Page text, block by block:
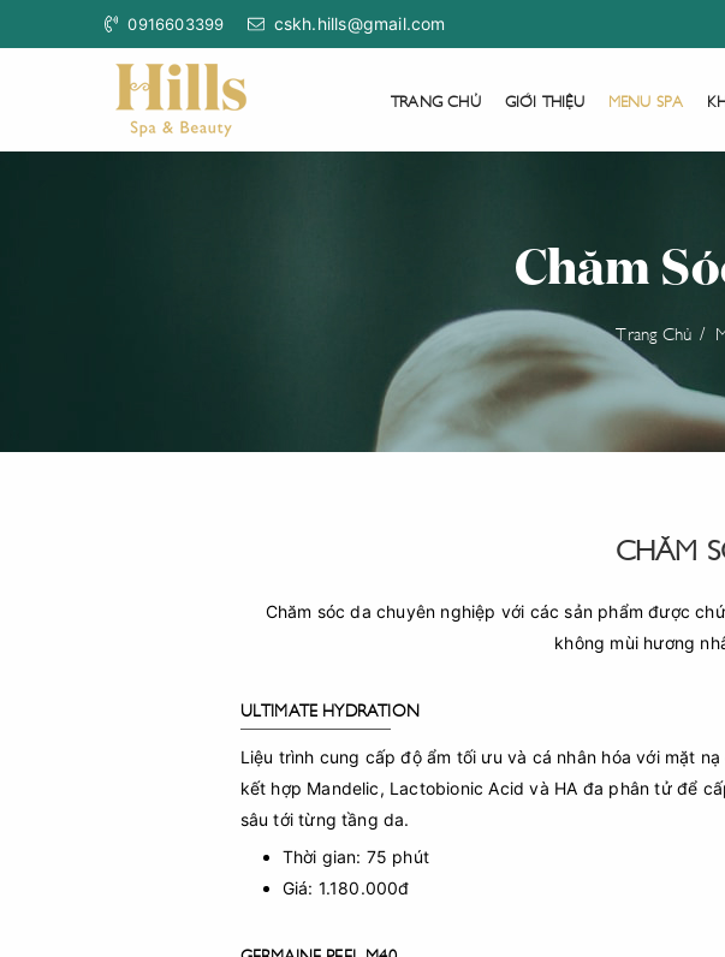
0916603399 cskh.hills@gmail.com
TRANG CHỦ GIỚI THIỆU MENU SPA
Chăm
Trang Chủ
CHĂM
Chăm sóc da chuyên nghiệp với các sản phẩm được
không mùi hương
ULTIMATE HYDRATION
Liệu trình cung cấp độ ẩm tối ưu và cá nhân hóa với mặt
kết hợp Mandelic, Lactobionic Acid và HA đa phân tử để
sâu tới từng tầng da.
Thời gian: 75 phút
Giá: 1.180.000đ